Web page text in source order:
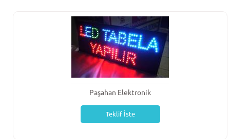
Paşahan Elektronik
Teklif İste